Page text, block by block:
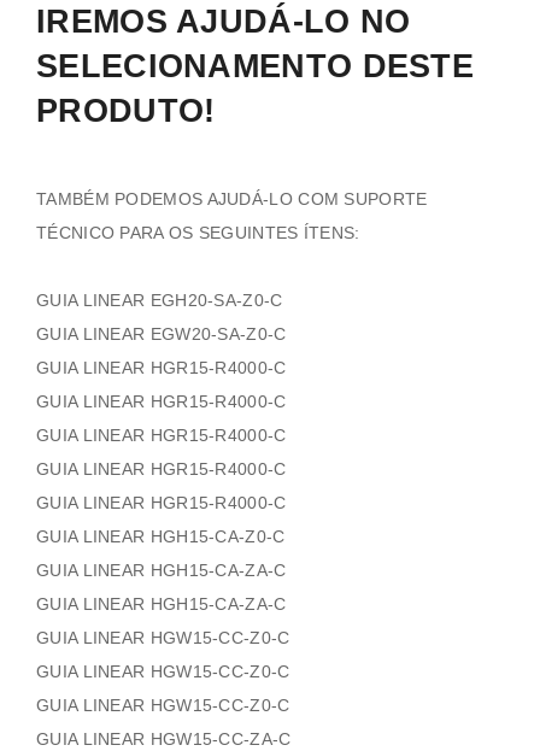
IREMOS AJUDÁ-LO NO
SELECIONAMENTO DESTE
PRODUTO!
TAMBÉM PODEMOS AJUDÁ-LO COM SUPORTE
TÉCNICO PARA OS SEGUINTES ÍTENS:
GUIA LINEAR EGH20-SA-Z0-C
GUIA LINEAR EGW20-SA-Z0-C
GUIA LINEAR HGR15-R4000-C
GUIA LINEAR HGR15-R4000-C
GUIA LINEAR HGR15-R4000-C
GUIA LINEAR HGR15-R4000-C
GUIA LINEAR HGR15-R4000-C
GUIA LINEAR HGH15-CA-Z0-C
GUIA LINEAR HGH15-CA-ZA-C
GUIA LINEAR HGH15-CA-ZA-C
GUIA LINEAR HGW15-CC-Z0-C
GUIA LINEAR HGW15-CC-Z0-C
GUIA LINEAR HGW15-CC-Z0-C
GUIA LINEAR HGW15-CC-ZA-C